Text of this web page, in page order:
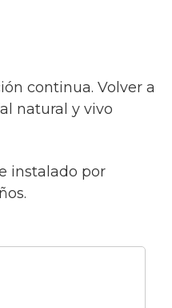
continua. Volver a
natural y vivo
instalado por